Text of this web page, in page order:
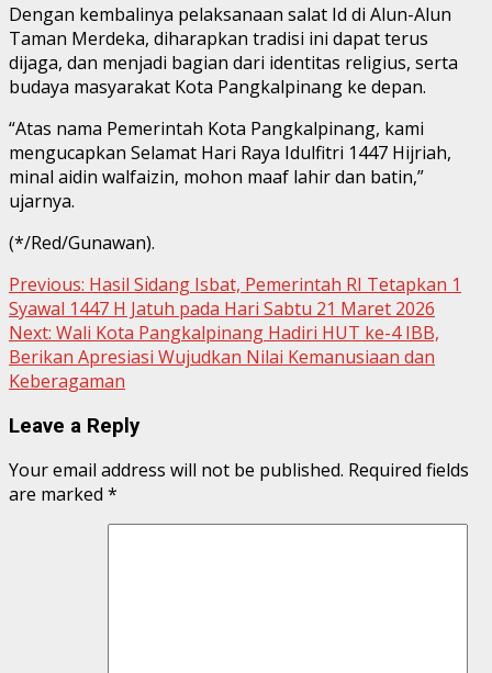
Dengan kembalinya pelaksanaan salat Id di Alun-Alun
Taman Merdeka, diharapkan tradisi ini dapat terus
dijaga, dan menjadi bagian dari identitas religius, serta
budaya masyarakat Kota Pangkalpinang ke depan.
“Atas nama Pemerintah Kota Pangkalpinang, kami
mengucapkan Selamat Hari Raya Idulfitri 1447 Hijriah,
minal aidin walfaizin, mohon maaf lahir dan batin,”
ujarnya.
(*/Red/Gunawan).
Continue
Reading
Previous: Hasil Sidang Isbat, Pemerintah RI Tetapkan 1
Syawal 1447 H Jatuh pada Hari Sabtu 21 Maret 2026
Next: Wali Kota Pangkalpinang Hadiri HUT ke-4 IBB,
Berikan Apresiasi Wujudkan Nilai Kemanusiaan dan
Keberagaman
Leave a Reply
Your email address will not be published. Required fields
are marked *